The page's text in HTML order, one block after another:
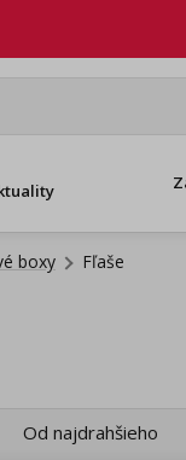
boxy Fľaše
Od najdrahšieho